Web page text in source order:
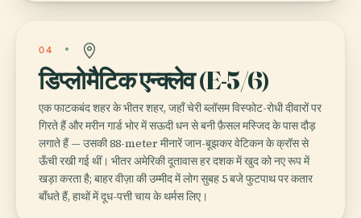
04
डिप्लोमैटिक एन्क्लेव (E-5/6)
एक फाटकबंद शहर के भीतर शहर, जहाँ चेरी ब्लॉसम विस्फोट-रोधी दीवारों पर
गिरते हैं और मरीन गार्ड भोर में सऊदी धन से बनी फ़ैसल मस्जिद के पास दौड़
लगाते हैं — उसकी 88-meter मीनारें जान-बूझकर वेटिकन के क्रॉस से
ऊँची रखी गई थीं। भीतर अमेरिकी दूतावास हर दशक में खुद को नए रूप में
खड़ा करता है; बाहर वीज़ा की उम्मीद में लोग सुबह 5 बजे फुटपाथ पर कतार
बाँधते हैं, हाथों में दूध-पत्ती चाय के थर्मस लिए।